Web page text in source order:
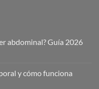
abdominal? Guía 2026
y cómo funciona